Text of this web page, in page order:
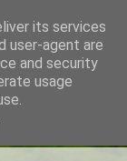
its services
user-agent are
and security
usage